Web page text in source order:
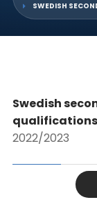
SWEDISH
Swedish
qualifications
2022/2023